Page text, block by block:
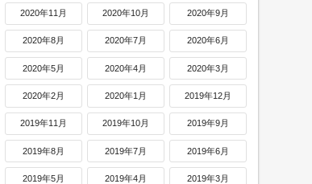
2020年11月 2020年10月 2020年9月
2020年8月 2020年7月 2020年6月
2020年5月 2020年4月 2020年3月
2020年2月 2020年1月 2019年12月
2019年11月 2019年10月 2019年9月
2019年8月 2019年7月 2019年6月
2019年5月 2019年4月 2019年3月